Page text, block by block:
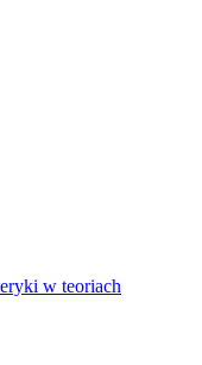
w teoriach